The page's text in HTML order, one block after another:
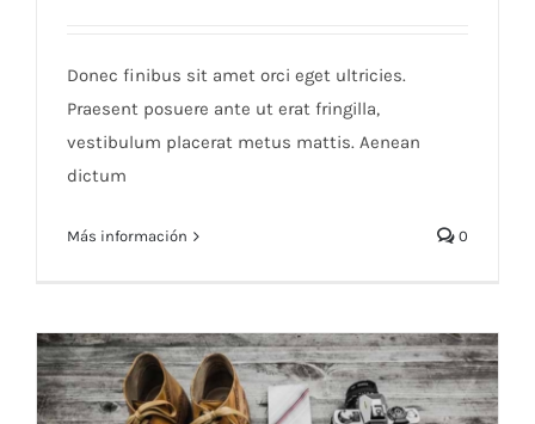
Donec finibus sit amet orci eget ultricies.
Praesent posuere ante ut erat fringilla,
vestibulum placerat metus mattis. Aenean
dictum
Más información 0